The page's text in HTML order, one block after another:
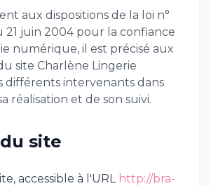
aux dispositions de la loi n°
21 juin 2004 pour la confiance
numérique, il est précisé aux
site Charlène Lingerie
différents intervenants dans
réalisation et de son suivi.
site
accessible à l'URL http://bra-